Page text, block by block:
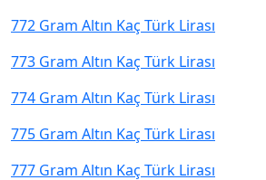
772 Gram Altın Kaç Türk Lirası
773 Gram Altın Kaç Türk Lirası
774 Gram Altın Kaç Türk Lirası
775 Gram Altın Kaç Türk Lirası
777 Gram Altın Kaç Türk Lirası